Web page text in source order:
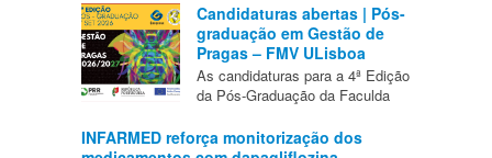
Candidaturas abertas | Pós-
graduação em Gestão de
Pragas – FMV ULisboa
As candidaturas para a 4ª Edição
da Pós-Graduação da Faculda
INFARMED reforça monitorização dos